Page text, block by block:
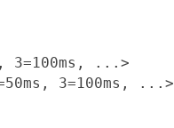
3=100ms, ...>
3=100ms, ...>